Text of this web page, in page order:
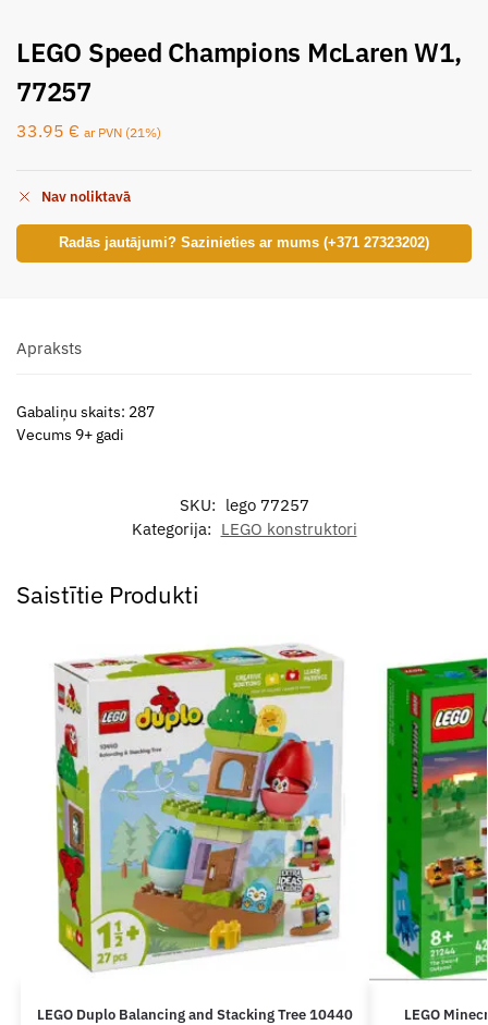
LEGO Speed Champions McLaren W1,
77257
33.95 € ar PVN (21%)
Nav noliktavā
Radās jautājumi? Sazinieties ar mums (+371 27323202)
Apraksts
Gabaliņu skaits: 287
Vecums 9+ gadi
SKU: lego 77257
Kategorija: LEGO konstruktori
Saistītie Produkti
LEGO Duplo Balancing and Stacking Tree 10440 LEGO